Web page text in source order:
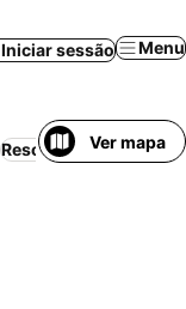
Iniciar sessão Menu
Resort Aparthotel
Ver mapa